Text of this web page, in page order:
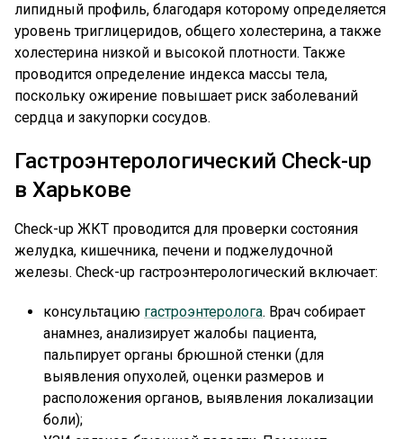
липидный профиль, благодаря которому определяется
уровень триглицеридов, общего холестерина, а также
холестерина низкой и высокой плотности. Также
проводится определение индекса массы тела,
поскольку ожирение повышает риск заболеваний
сердца и закупорки сосудов.
Гастроэнтерологический Check-up
в Харькове
Check-up ЖКТ проводится для проверки состояния
желудка, кишечника, печени и поджелудочной
железы. Check-up гастроэнтерологический включает:
консультацию гастроэнтеролога. Врач собирает
анамнез, анализирует жалобы пациента,
пальпирует органы брюшной стенки (для
выявления опухолей, оценки размеров и
расположения органов, выявления локализации
боли);